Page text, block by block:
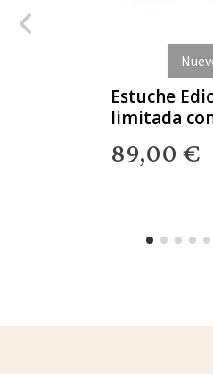
Estuche
limitada
Gourmet
89,00 €